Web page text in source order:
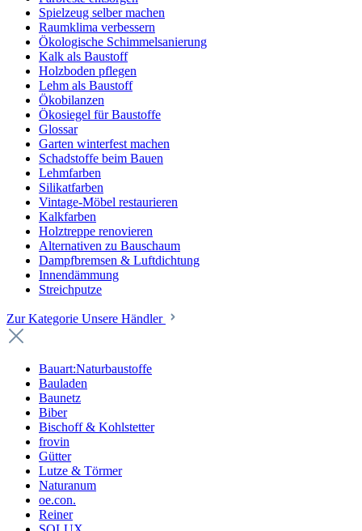
Spielzeug selber machen
Raumklima verbessern
Ökologische Schimmelsanierung
Kalk als Baustoff
Holzboden pflegen
Lehm als Baustoff
Ökobilanzen
Ökosiegel für Baustoffe
Glossar
Garten winterfest machen
Schadstoffe beim Bauen
Lehmfarben
Silikatfarben
Vintage-Möbel restaurieren
Kalkfarben
Holztreppe renovieren
Alternativen zu Bauschaum
Dampfbremsen & Luftdichtung
Innendämmung
Streichputze
Zur Kategorie Unsere Händler
Bauart:Naturbaustoffe
Bauladen
Baunetz
Biber
Bischoff & Kohlstetter
frovin
Gütter
Lutze & Törmer
Naturanum
oe.con.
Reiner